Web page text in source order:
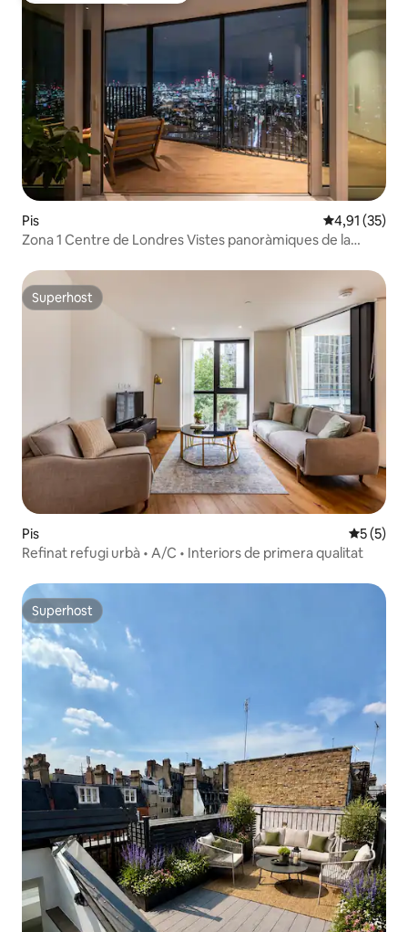
Pis 4,91 de
4,91 (35)
Zona 1 Centre de Londres Vistes panoràmiques de la
Superhost
Superhost
Pis 5 de
5 (5)
Refinat refugi urbà • A/C • Interiors de primera qualitat
Superhost
Superhost